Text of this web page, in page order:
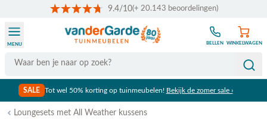
9.4/10(+ 20.143 beoordelingen)
Search
MENU BELLEN WINKELWAGEN
SALE Tot wel 50% korting op tuinmeubelen! Bekijk de zomer sale ›
Loungesets met All Weather kussens